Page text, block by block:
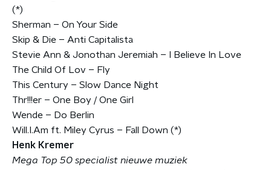
(*)
Sherman – On Your Side
Skip & Die – Anti Capitalista
Stevie Ann & Jonothan Jeremiah – I Believe In Love
The Child Of Lov – Fly
This Century – Slow Dance Night
Thr!!!er – One Boy / One Girl
Wende – Do Berlin
Will.I.Am ft. Miley Cyrus – Fall Down (*)
Henk Kremer
Mega Top 50 specialist nieuwe muziek